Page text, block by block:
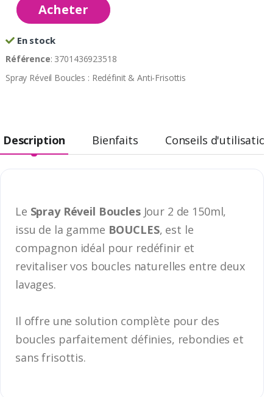
Acheter
En stock
Référence: 3701436923518
Spray Réveil Boucles : Redéfinit & Anti-Frisottis
Description Bienfaits Conseils d'utilisation
Le Spray Réveil BouclesJour 2 de 150ml,
issu de la gamme BOUCLES, est le
compagnon idéal pour redéfinir et
revitaliser vos boucles naturelles entre deux
lavages.
Il offre une solution complète pour des
boucles parfaitement définies, rebondies et
sans frisottis.